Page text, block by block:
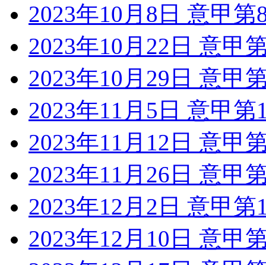
2023年10月8日 意甲
2023年10月22日 意甲
2023年10月29日 意甲
2023年11月5日 意甲
2023年11月12日 意甲
2023年11月26日 意甲
2023年12月2日 意甲
2023年12月10日 意甲